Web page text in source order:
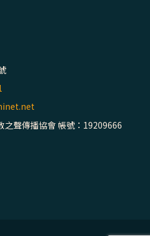
之聲傳播協會 帳號：19209666